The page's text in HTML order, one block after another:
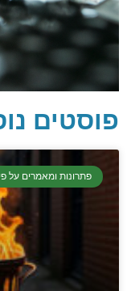
יסודי
פוסטים
פתרונות ומאמרים על